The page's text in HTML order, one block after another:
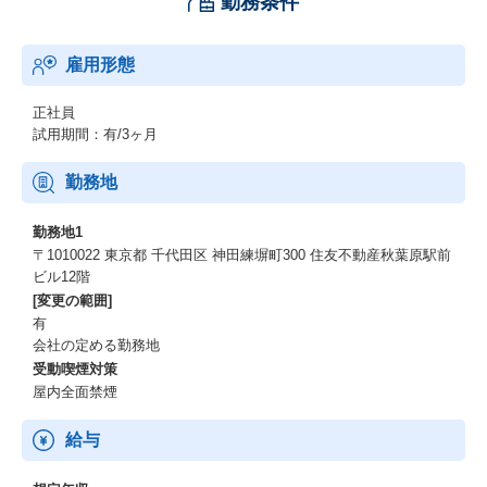
雇用形態
正社員
試用期間：有/3ヶ月
勤務地
勤務地1
〒1010022 東京都 千代田区 神田練塀町300 住友不動産秋葉原駅前
ビル12階
[変更の範囲]
有
会社の定める勤務地
受動喫煙対策
屋内全面禁煙
給与